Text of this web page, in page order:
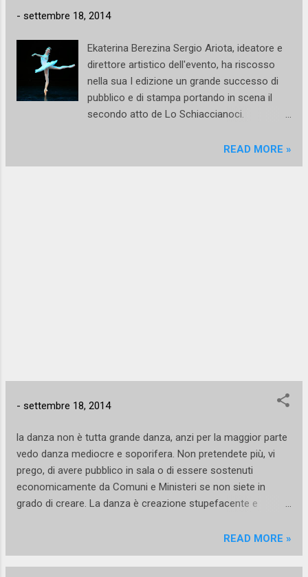
esperienza in Compagnia rappresenta il
sua formazione artistica oltre che
un’occasione di ‘fare arte’ nella sua forma
più alta. Ha interpretato diversi lavori di
Forsythe come The Loss of small detail,
Artifact, Limbs Theorem, Eidos-Telos,
the Figure, The Questioning of Robert Scott,
- settembre 18, 2014
Ekaterina Berezina Sergio Ariota, ideatore e
direttore artistico dell'evento, ha riscosso
nella sua I edizione un grande successo di
pubblico e di stampa portando in scena il
secondo atto de Lo Schiaccianoci.
con le coreografie di Jules Perrolt e Jean
prima occasione per conoscere...
READ MORE »
- settembre 18, 2014
la danza non è tutta grande danza, anzi per la maggior parte
vedo danza mediocre e soporifera. Non pretendete più, vi
prego, di avere pubblico in sala o di essere sostenuti
economicamente da Comuni e Ministeri se non siete in
grado di creare. La danza è creazione stupefacente e
coinvolgimento emotivo inspiegabile. La danza può essere
ciò che più ci avvicina al divino, oppure può diventare ciò che
di più odioso e rivoltante esista sulla terra. La danza
READ MORE »